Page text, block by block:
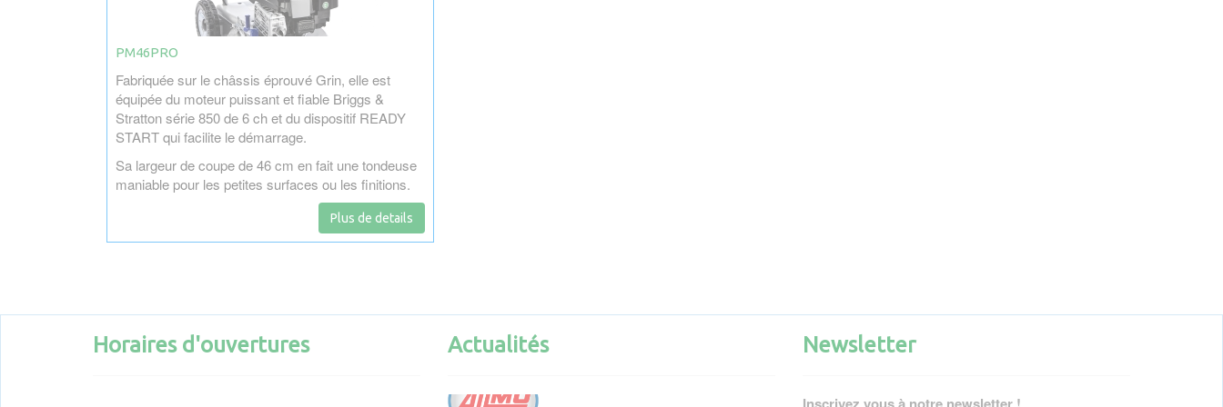
PM46PRO
Fabriquée sur le châssis éprouvé Grin, elle est
équipée du moteur puissant et fiable Briggs &
Stratton série 850 de 6 ch et du dispositif READY
START qui facilite le démarrage.
Sa largeur de coupe de 46 cm en fait une tondeuse
maniable pour les petites surfaces ou les finitions.
Plus de details
Horaires d'ouvertures Actualités Newsletter